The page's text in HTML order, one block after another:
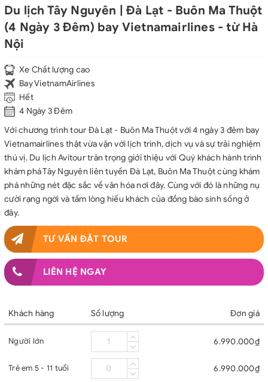
Du lịch Tây Nguyên | Đà Lạt - Buôn Ma Thuột
(4 Ngày 3 Đêm) bay Vietnamairlines - từ Hà
Nội
Xe Chất lượng cao
Bay VietnamAirlines
Hết
4 Ngày 3 Đêm
Với chương trình tour Đà Lạt - Buôn Ma Thuột với 4 ngày 3 đêm bay
Vietnamairlines thật vừa vặn với lịch trình, dịch vụ và sự trải nghiệm
thú vị. Du lịch Avitour trân trọng giới thiệu với Quý khách hành trình
khám phá Tây Nguyên liên tuyến Đà Lạt, Buôn Ma Thuột cùng khám
phá những nét đặc sắc về văn hóa nơi đây. Cùng với đó là những nụ
cười rạng ngời và tấm lòng hiếu khách của đồng bào sinh sống ở
đây.
TƯ VẤN ĐẶT TOUR
LIÊN HỆ NGAY
Khách hàng Số lượng Đơn giá
Người lớn 6.990.000₫
Trẻ em 5 - 11 tuổi 6.990.000₫